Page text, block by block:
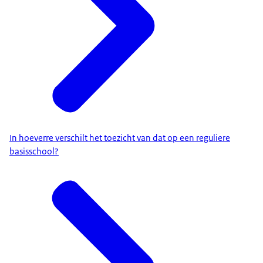
In hoeverre verschilt het toezicht van dat op een reguliere
basisschool?